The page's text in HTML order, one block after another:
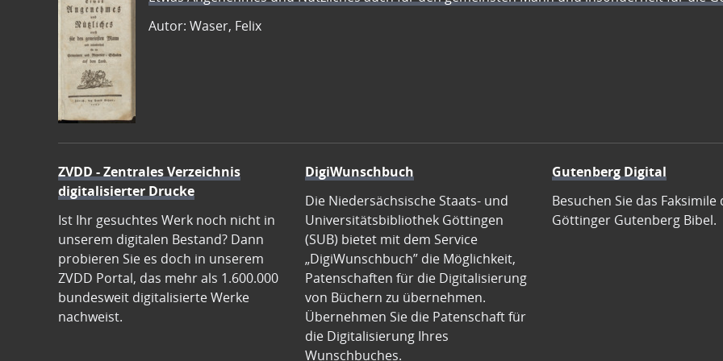
Autor: Waser, Felix
ZVDD - Zentrales Verzeichnis
digitalisierter Drucke
Ist Ihr gesuchtes Werk noch nicht in
unserem digitalen Bestand? Dann
probieren Sie es doch in unserem
ZVDD Portal, das mehr als 1.600.000
bundesweit digitalisierte Werke
nachweist.
DigiWunschbuch
Die Niedersächsische Staats- und
Universitätsbibliothek Göttingen
(SUB) bietet mit dem Service
„DigiWunschbuch” die Möglichkeit,
Patenschaften für die Digitalisierung
von Büchern zu übernehmen.
Übernehmen Sie die Patenschaft für
die Digitalisierung Ihres
Wunschbuches.
Gutenberg Digital
Besuchen Sie das Faksimile
Göttinger Gutenberg Bibel.